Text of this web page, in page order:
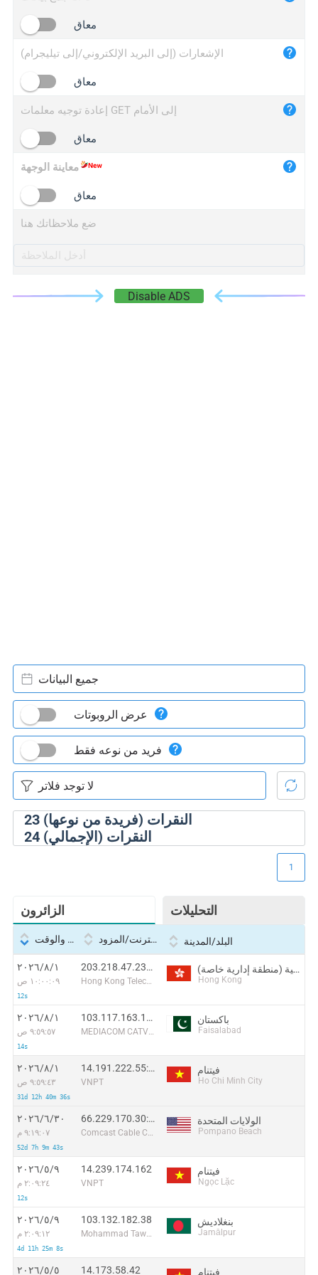
iplogger.cn
معاق
الإشعارات (إلى البريد الإلكتروني/إلى تيليجرام)
معاق
إعادة توجيه معلمات GET إلى الأمام
معاق
معاينة الوجهة
معاق
ضع ملاحظاتك هنا
Disable ADS
23 النقرات (فريدة من نوعها)
24 النقرات (الإجمالي)
جميع البيانات
عرض الروبوتات
فريد من نوعه فقط
الزائرون التحليلات
1
التاريخ والوقت بروتوكول الإنترنت/المزود البلد/المدينة
١‏/٨‏/٢٠٢٦
١٠:٠٠:٠٩ ص
12s
203.218.47.232:39412
Hong Kong Telecommunications (HKT) Limited Mass Internet
هونغ كونغ الصينية (منطقة إدارية خاصة)
Hong Kong
١‏/٨‏/٢٠٢٦
٩:٥٩:٥٧ ص
14s
103.117.163.17:42326
MEDIACOM CATV (PVT.) LIMITED
باكستان
Faisalabad
١‏/٨‏/٢٠٢٦
٩:٥٩:٤٣ ص
31d 12h 40m 36s
14.191.222.55:18220
VNPT
فيتنام
Ho Chi Minh City
٣٠‏/٦‏/٢٠٢٦
٩:١٩:٠٧ م
52d 7h 9m 43s
66.229.170.30:57606
Comcast Cable Communications
الولايات المتحدة
Pompano Beach
٩‏/٥‏/٢٠٢٦
٢:٠٩:٢٤ م
12s
14.239.174.162
VNPT
فيتنام
Ngọc Lặc
٩‏/٥‏/٢٠٢٦
٢:٠٩:١٢ م
4d 11h 25m 8s
103.132.182.38
Mohammad Tawheedul Islam
بنغلاديش
Jamālpur
٥‏/٥‏/٢٠٢٦ 14.173.58.42 فيتنام